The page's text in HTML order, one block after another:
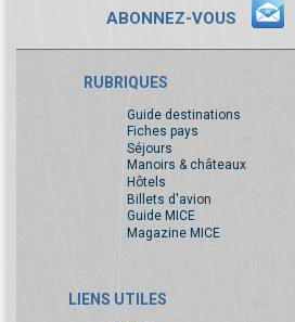
ABONNEZ-VOUS
RUBRIQUES
Guide destinations
Fiches pays
Séjours
Manoirs & châteaux
Hôtels
Billets d'avion
Guide MICE
Magazine MICE
LIENS UTILES